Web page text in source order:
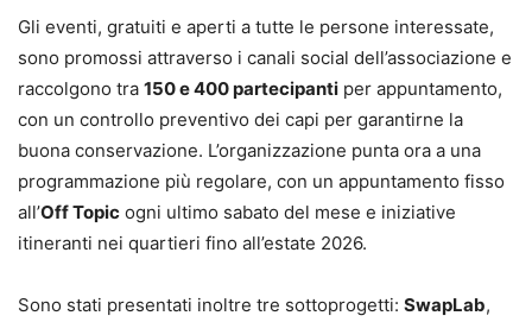
Gli eventi, gratuiti e aperti a tutte le persone interessate,
sono promossi attraverso i canali social dell’associazione e
raccolgono tra 150 e 400 partecipanti per appuntamento,
con un controllo preventivo dei capi per garantirne la
buona conservazione. L’organizzazione punta ora a una
programmazione più regolare, con un appuntamento fisso
all’Off Topic ogni ultimo sabato del mese e iniziative
itineranti nei quartieri fino all’estate 2026.
Sono stati presentati inoltre tre sottoprogetti: SwapLab,